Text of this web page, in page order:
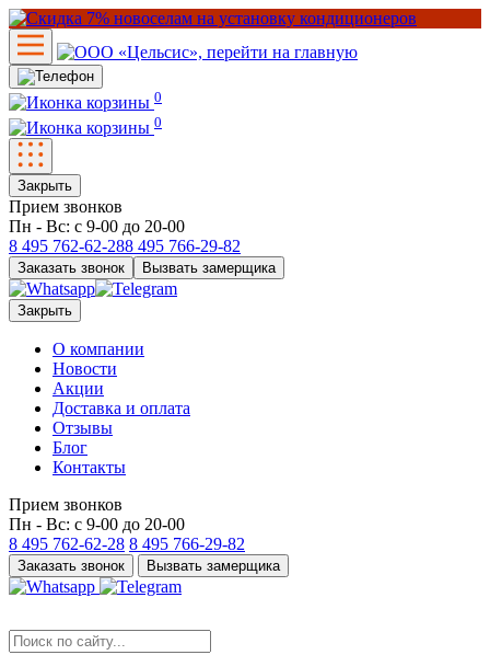
0
0
Закрыть
Прием звонков
Пн - Вс: с 9-00 до 20-00
8 495 762-62-288 495 766-29-82
Заказать звонок Вызвать замерщика
Закрыть
О компании
Новости
Акции
Доставка и оплата
Отзывы
Блог
Контакты
Прием звонков
Пн - Вс: с 9-00 до 20-00
8 495 762-62-28 8 495 766-29-82
Заказать звонок Вызвать замерщика